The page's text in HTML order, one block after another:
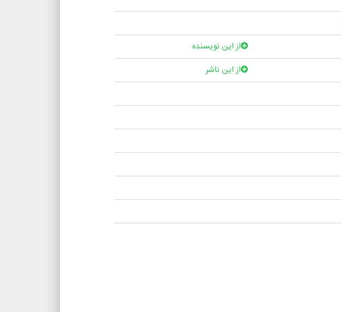
از این نویسنده
از این ناشر